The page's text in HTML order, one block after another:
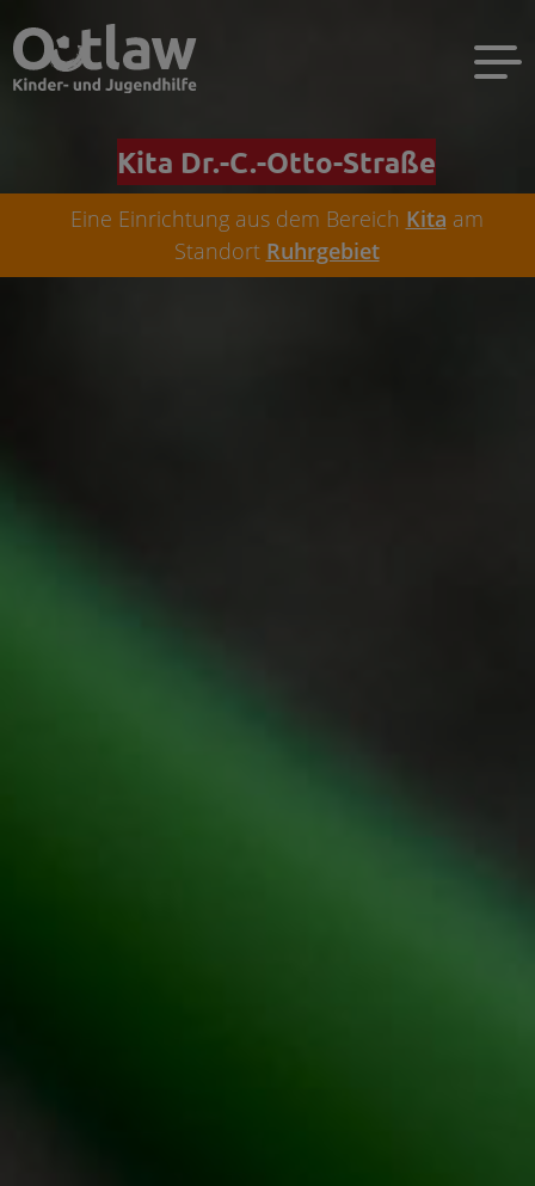
Kita Dr.-C.-Otto-Straße
Eine Einrichtung aus dem Bereich Kita am
Standort Ruhrgebiet